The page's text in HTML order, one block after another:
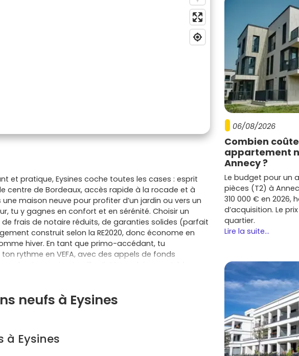
et pratique, Eysines coche toutes les cases : esprit
centre de Bordeaux, accès rapide à la rocade et à
maison neuve pour profiter d’un jardin ou vers un
tu y gagnes en confort et en sérénité. Choisir un
de frais de notaire réduits, de garanties solides (parfait
construit selon la RE2020, donc économe en
hiver. En tant que primo-accédant, tu
rythme en VEFA, avec des appels de fonds
tes envies. La ville s’intègre pleinement à la
des commerces, des écoles, des équipements
Le Bouscat, et à quelques minutes de Bordeaux
, tu trouves autant de choix côté
simplifie le quotidien, et les charges restent
neufs à Eysines
à Eysines
06/08/2026
Combien
appartement
Annecy ?
Le budget pour un
pièces (T2) à
310 000 € en 2026,
d’acquisition. Le
quartier.
Lire la suite...